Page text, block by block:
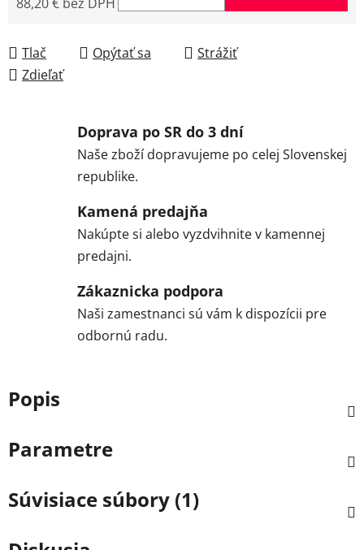
Tlač Opýtať sa
Strážiť
Zdieľať
Doprava po SR do 3 dní
Naše zboží dopravujeme po celej Slovenskej
republike.
Kamená predajňa
Nakúpte si alebo vyzdvihnite v kamennej
predajni.
Zákaznicka podpora
Naši zamestnanci sú vám k dispozícii pre
odbornú radu.
Popis
Parametre
Súvisiace súbory (1)